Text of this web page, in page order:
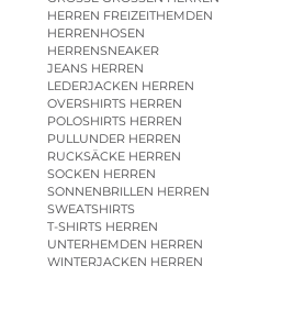
HERREN FREIZEITHEMDEN
HERRENHOSEN
HERRENSNEAKER
JEANS HERREN
LEDERJACKEN HERREN
OVERSHIRTS HERREN
POLOSHIRTS HERREN
PULLUNDER HERREN
RUCKSÄCKE HERREN
SOCKEN HERREN
SONNENBRILLEN HERREN
SWEATSHIRTS
T-SHIRTS HERREN
UNTERHEMDEN HERREN
WINTERJACKEN HERREN